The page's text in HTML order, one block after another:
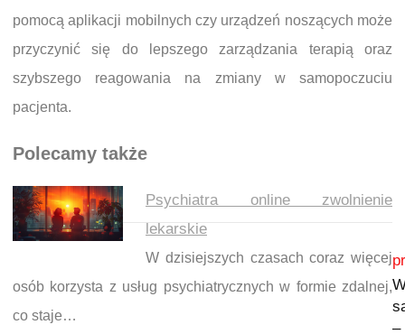
pomocą aplikacji mobilnych czy urządzeń noszących może
przyczynić się do lepszego zarządzania terapią oraz
szybszego reagowania na zmiany w samopoczuciu
pacjenta.
Polecamy także
Psychiatra online zwolnienie
lekarskie
W dzisiejszych czasach coraz więcej
osób korzysta z usług psychiatrycznych w formie zdalnej,
co staje…
Nawigacja wpisu
–